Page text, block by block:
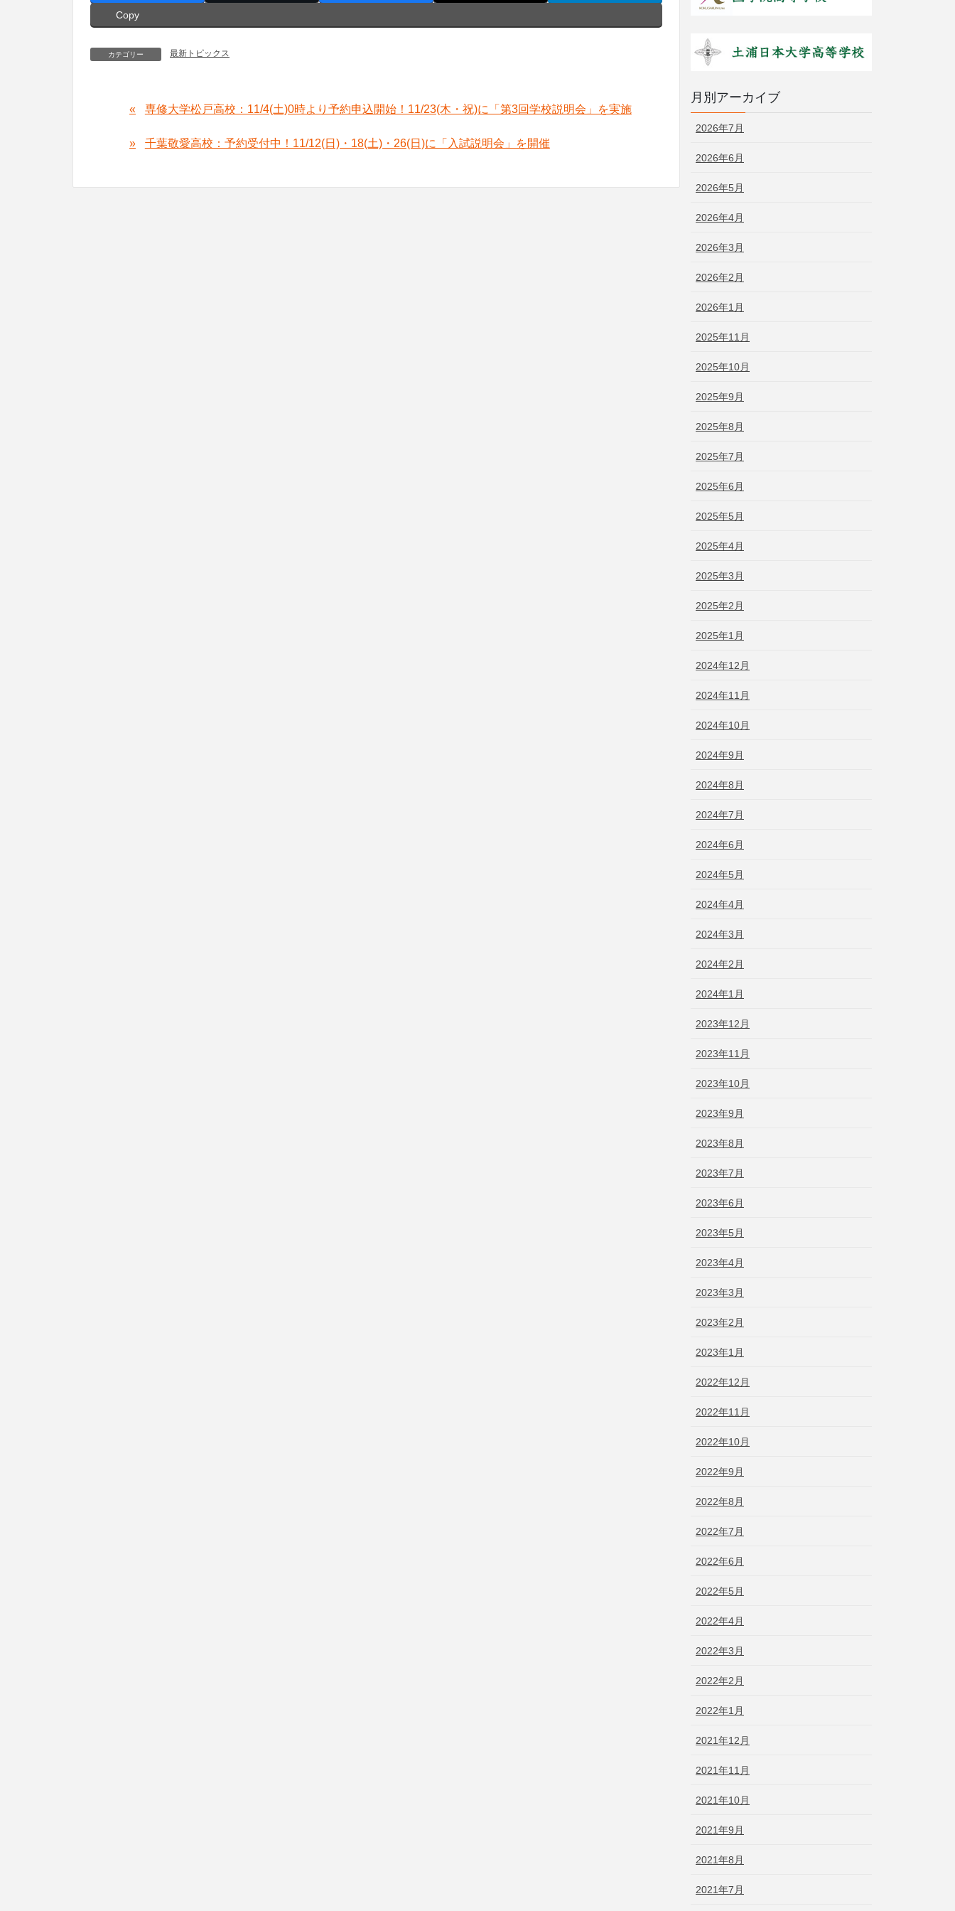
Copy
カテゴリー 最新トピックス
専修大学松戸高校：11/4(土)0時より予約申込開始！11/23(木・祝)に「第3回学校説明会」を実施
千葉敬愛高校：予約受付中！11/12(日)・18(土)・26(日)に「入試説明会」を開催
月別アーカイブ
2026年7月
2026年6月
2026年5月
2026年4月
2026年3月
2026年2月
2026年1月
2025年11月
2025年10月
2025年9月
2025年8月
2025年7月
2025年6月
2025年5月
2025年4月
2025年3月
2025年2月
2025年1月
2024年12月
2024年11月
2024年10月
2024年9月
2024年8月
2024年7月
2024年6月
2024年5月
2024年4月
2024年3月
2024年2月
2024年1月
2023年12月
2023年11月
2023年10月
2023年9月
2023年8月
2023年7月
2023年6月
2023年5月
2023年4月
2023年3月
2023年2月
2023年1月
2022年12月
2022年11月
2022年10月
2022年9月
2022年8月
2022年7月
2022年6月
2022年5月
2022年4月
2022年3月
2022年2月
2022年1月
2021年12月
2021年11月
2021年10月
2021年9月
2021年8月
2021年7月